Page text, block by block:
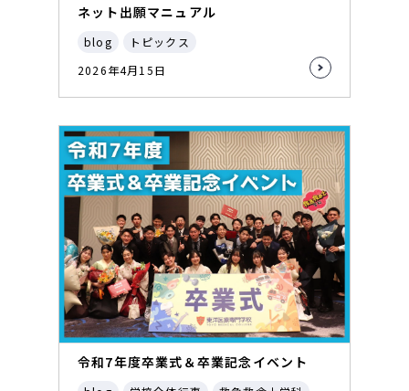
ネット出願マニュアル
blog
トピックス
2026年4月15日
令和7年度卒業式＆卒業記念イベント